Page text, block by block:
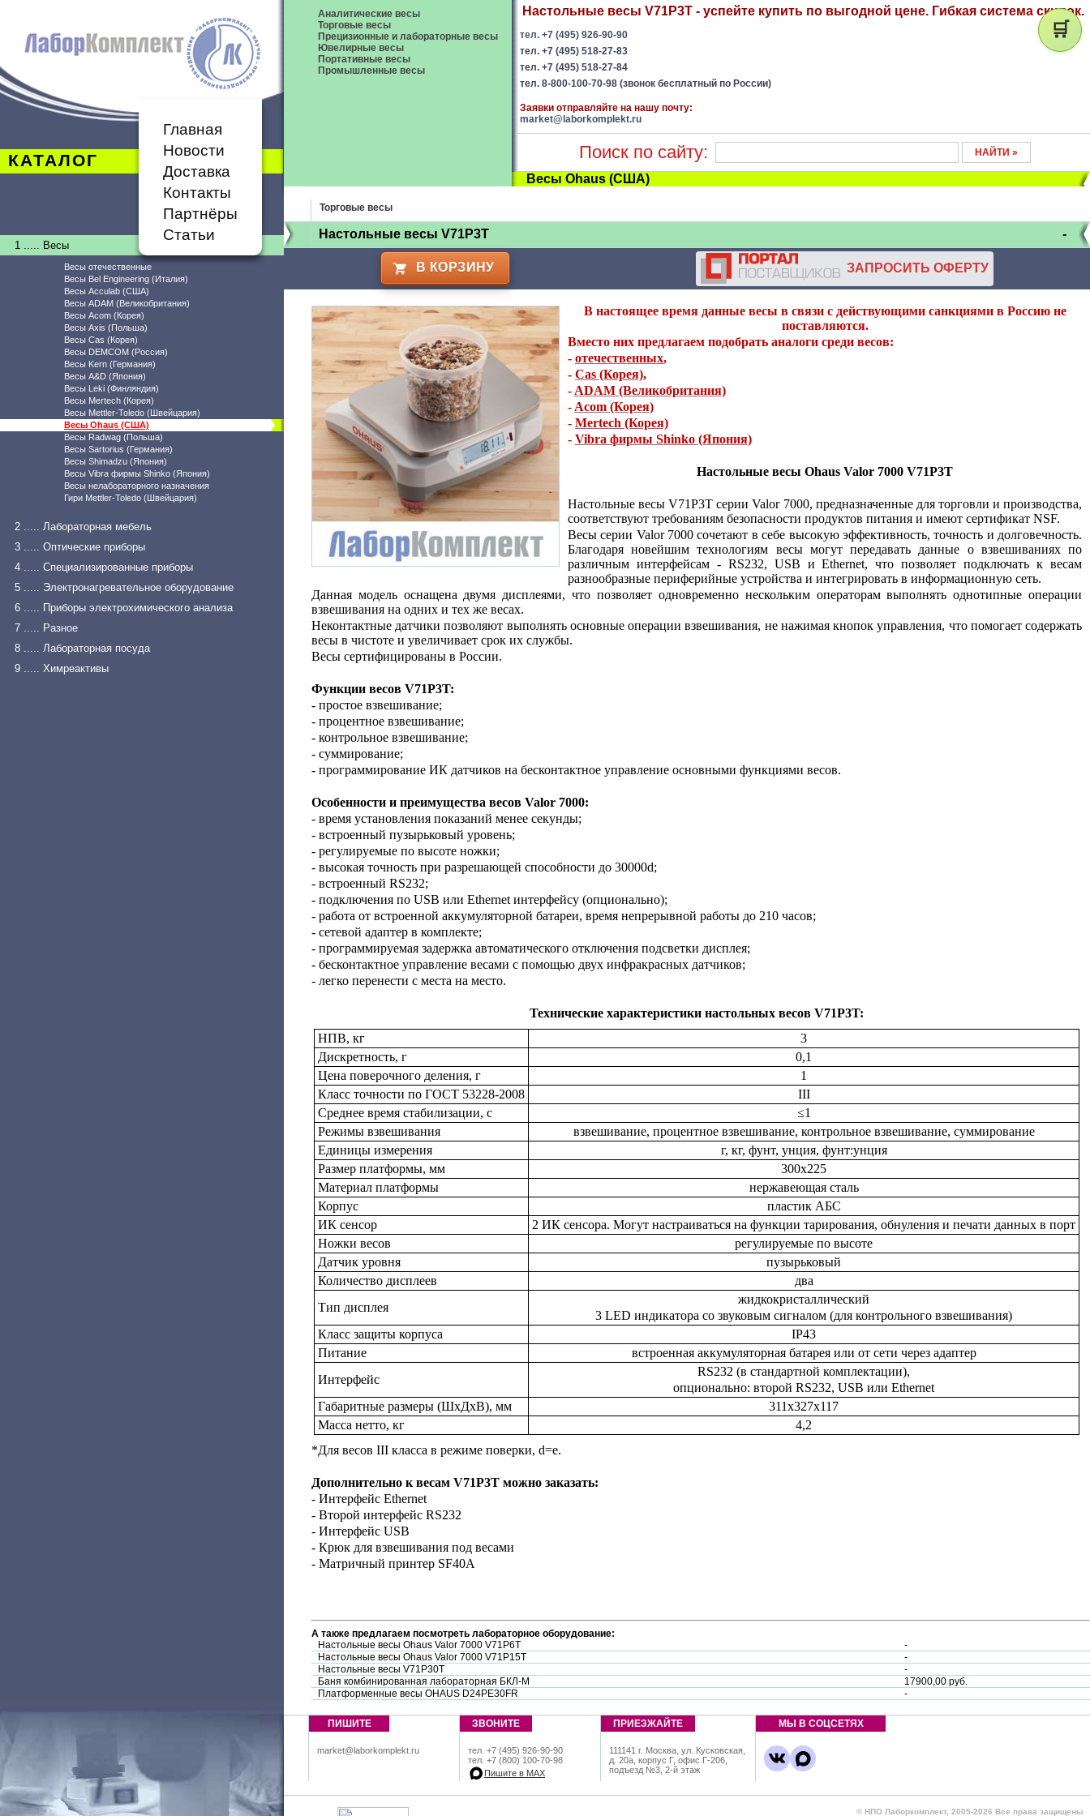
КАТАЛОГ
Главная
Новости
Доставка
Контакты
Партнёры
Статьи
1 ..... Весы
Весы отечественные
Весы Bel Engineering (Италия)
Весы Acculab (США)
Весы ADAM (Великобритания)
Весы Acom (Корея)
Весы Axis (Польша)
Весы Cas (Корея)
Весы DEMCOM (Россия)
Весы Kern (Германия)
Весы A&D (Япония)
Весы Leki (Финляндия)
Весы Mertech (Корея)
Весы Mettler-Toledo (Швейцария)
Весы Ohaus (США)
Весы Radwag (Польша)
Весы Sartorius (Германия)
Весы Shimadzu (Япония)
Весы Vibra фирмы Shinko (Япония)
Весы нелабораторного назначения
Гири Mettler-Toledo (Швейцария)
2 ..... Лабораторная мебель
3 ..... Оптические приборы
4 ..... Специализированные приборы
5 ..... Электронагревательное оборудование
6 ..... Приборы электрохимического анализа
7 ..... Разное
8 ..... Лабораторная посуда
9 ..... Химреактивы
Аналитические весы
Торговые весы
Прецизионные и лабораторные весы
Ювелирные весы
Портативные весы
Промышленные весы
Настольные весы V71P3T - успейте купить по выгодной цене. Гибкая система скидок.
тел. +7 (495) 926-90-90
тел. +7 (495) 518-27-83
тел. +7 (495) 518-27-84
тел. 8-800-100-70-98 (звонок бесплатный по России)
Заявки отправляйте на нашу почту:
market@laborkomplekt.ru
Поиск по сайту:
Весы Ohaus (США)
Торговые весы
Настольные весы V71P3T -
В КОРЗИНУ ЗАПРОСИТЬ ОФЕРТУ
В настоящее время данные весы в связи с действующими санкциями в Россию не
поставляются.
Вместо них предлагаем подобрать аналоги среди весов:
- отечественных,
- Cas (Корея),
- ADAM (Великобритания)
- Acom (Корея)
- Mertech (Корея)
- Vibra фирмы Shinko (Япония)
Настольные весы Ohaus Valor 7000 V71P3T
Настольные весы V71P3T серии Valor 7000, предназначенные для торговли и производства,
соответствуют требованиям безопасности продуктов питания и имеют сертификат NSF.
Весы серии Valor 7000 сочетают в себе высокую эффективность, точность и долговечность.
Благодаря новейшим технологиям весы могут передавать данные о взвешиваниях по
различным интерфейсам - RS232, USB и Ethernet, что позволяет подключать к весам
разнообразные периферийные устройства и интегрировать в информационную сеть.
Данная модель оснащена двумя дисплеями, что позволяет одновременно нескольким операторам выполнять однотипные операции
взвешивания на одних и тех же весах.
Неконтактные датчики позволяют выполнять основные операции взвешивания, не нажимая кнопок управления, что помогает содержать
весы в чистоте и увеличивает срок их службы.
Весы сертифицированы в России.
Функции весов V71P3T:
- простое взвешивание;
- процентное взвешивание;
- контрольное взвешивание;
- суммирование;
- программирование ИК датчиков на бесконтактное управление основными функциями весов.
Особенности и преимущества весов Valor 7000:
- время установления показаний менее секунды;
- встроенный пузырьковый уровень;
- регулируемые по высоте ножки;
- высокая точность при разрешающей способности до 30000d;
- встроенный RS232;
- подключения по USB или Ethernet интерфейсу (опционально);
- работа от встроенной аккумуляторной батареи, время непрерывной работы до 210 часов;
- сетевой адаптер в комплекте;
- программируемая задержка автоматического отключения подсветки дисплея;
- бесконтактное управление весами с помощью двух инфракрасных датчиков;
- легко перенести с места на место.
Технические характеристики настольных весов V71P3T:
НПВ, кг
3
Дискретность, г
0,1
Цена поверочного деления, г
1
Класс точности по ГОСТ 53228-2008
III
Среднее время стабилизации, с
≤1
Режимы взвешивания
взвешивание, процентное взвешивание, контрольное взвешивание, суммирование
Единицы измерения
г, кг, фунт, унция, фунт:унция
Размер платформы, мм
300х225
Материал платформы
нержавеющая сталь
Корпус
пластик АБС
ИК сенсор
2 ИК сенсора. Могут настраиваться на функции тарирования, обнуления и печати данных в порт
Ножки весов
регулируемые по высоте
Датчик уровня
пузырьковый
Количество дисплеев
два
Тип дисплея
жидкокристаллический
3 LED индикатора со звуковым сигналом (для контрольного взвешивания)
Класс защиты корпуса
IP43
Питание
встроенная аккумуляторная батарея или от сети через адаптер
Интерфейс
RS232 (в стандартной комплектации),
опционально: второй RS232, USB или Ethernet
Габаритные размеры (ШxДхВ), мм
311х327х117
Масса нетто, кг
4,2
*Для весов III класса в режиме поверки, d=e.
Дополнительно к весам V71P3T можно заказать:
- Интерфейс Ethernet
- Второй интерфейс RS232
- Интерфейс USB
- Крюк для взвешивания под весами
- Матричный принтер SF40A
А также предлагаем посмотреть лабораторное оборудование:
Настольные весы Ohaus Valor 7000 V71P6T
-
Настольные весы Ohaus Valor 7000 V71P15T
-
Настольные весы V71P30T
-
Баня комбинированная лабораторная БКЛ-М
17900,00 руб.
Платформенные весы OHAUS D24PE30FR
-
ПИШИТЕ
market@laborkomplekt.ru
ЗВОНИТЕ
тел. +7 (495) 926-90-90
тел. +7 (800) 100-70-98
Пишите в МАХ
ПРИЕЗЖАЙТЕ
111141 г. Москва, ул. Кусковская,
д. 20а, корпус Г, офис Г-206,
подъезд №3, 2-й этаж
МЫ В СОЦСЕТЯХ
© НПО Лаборкомплект, 2005-2026 Все права защищены
🛒